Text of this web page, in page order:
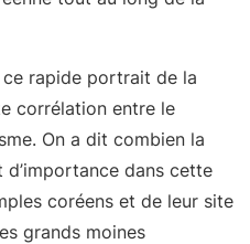
rapide portrait de la
corrélation entre le
On a dit combien la
dans cette
coréens et de leur site
grands moines